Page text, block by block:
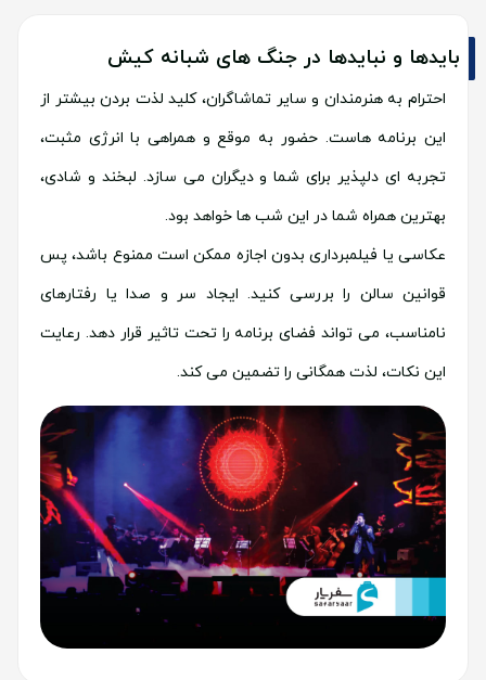
بایدها و نبایدها در جنگ های شبانه کیش
احترام به هنرمندان و سایر تماشاگران، کلید لذت بردن بیشتر از
این برنامه هاست. حضور به موقع و همراهی با انرژی مثبت،
تجربه ای دلپذیر برای شما و دیگران می سازد. لبخند و شادی،
بهترین همراه شما در این شب ها خواهد بود.
عکاسی یا فیلمبرداری بدون اجازه ممکن است ممنوع باشد، پس
قوانین سالن را بررسی کنید. ایجاد سر و صدا یا رفتارهای
نامناسب، می تواند فضای برنامه را تحت تاثیر قرار دهد. رعایت
این نکات، لذت همگانی را تضمین می کند.